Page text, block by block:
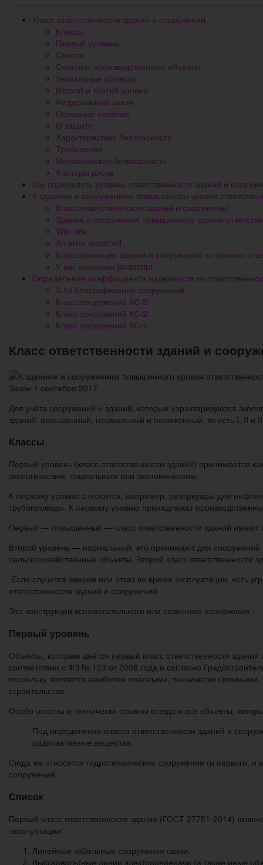
Класс ответственности зданий и сооружений
Классы
Первый уровень
Список
Опасные производственные объекты
Уникальные объекты
Второй и третий уровни
Федеральный закон
Основные понятия
О защите
Характеристики безопасности
Требования
Механическая безопасность
Факторы риска
Как определить уровень ответственности зданий и
К зданиям и сооружениям повышенного уровня
Класс ответственности зданий и сооружений
Здания и сооружения повышенного уровня
Wiki жбк
An error occurred
Классификация зданий и сооружений по уровню
У вас отключен javascript
Определение коэффициента надежности по
3.1а Классификация сооружений
Класс сооружений КС-3:
Класс сооружений КС-2:
Класс сооружений КС-1:
Класс ответственности зданий и
Закон 1 сентября 2017
Для учёта сооружений и зданий, которые характеризуются
зданий: повышенный, нормальный и пониженный, то есть I, II и
Классы
Первый уровень (класс ответственности зданий) принимается
экологическим, социальным или экономическим.
К первому уровню относятся, например, резервуары для
трубопроводы. К первому уровню принадлежат
Первый — повышенный — класс ответственности зданий имеют
Второй уровень — нормальный, его принимают для
сельскохозяйственные объекты. Второй класс ответственности
Если случится авария или отказ во время эксплуатации,
ответственности зданий и сооружений.
Это конструкции вспомогательного или сезонного
Первый уровень
Объекты, которым даётся первый класс ответственности
соответствии с ФЗ № 123 от 2008 года и согласно
поскольку являются наиболее опасными, технически
строительства.
Особо опасны и технически сложны всегда и все объекты,
Под определение класса ответственности зданий и
радиоактивные вещества.
Сюда же относятся гидротехнические сооружение (и первого, и
сооружений.
Список
Первый класс ответственности здания (ГОСТ 27751-2014)
эксплуатации:
Линейные кабельные сооружения связи.
Высоковольтные линии электропередачи (а также иные